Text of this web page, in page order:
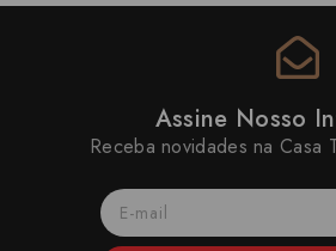
Assine Nosso
Receba novidades na Casa